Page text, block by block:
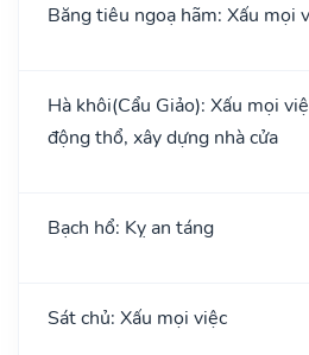
Băng tiêu ngoạ hãm: Xấu mọi
Hà khôi(Cẩu Giảo): Xấu mọi
động thổ, xây dựng nhà cửa
Bạch hổ: Kỵ an táng
Sát chủ: Xấu mọi việc